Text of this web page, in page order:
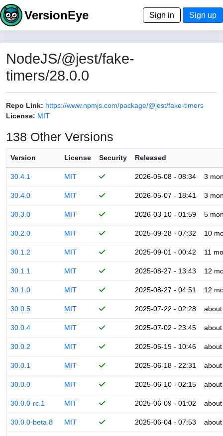
VersionEye Sign in Sign up
NodeJS/@jest/fake-
timers/28.0.0
Repo Link: https://www.npmjs.com/package/@jest/fake-timers
License: MIT
138 Other Versions
Version License Security Released
30.4.1 MIT 2026-05-08 - 08:34 3
30.4.0 MIT 2026-05-07 - 18:41 3
30.3.0 MIT 2026-03-10 - 01:59 5
30.2.0 MIT 2025-09-28 - 07:32 10
30.1.2 MIT 2025-09-01 - 00:42 11
30.1.1 MIT 2025-08-27 - 13:43 12
30.1.0 MIT 2025-08-27 - 04:51 12
30.0.5 MIT 2025-07-22 - 02:28
30.0.4 MIT 2025-07-02 - 23:45
30.0.2 MIT 2025-06-19 - 10:46
30.0.1 MIT 2025-06-18 - 22:31
30.0.0 MIT 2025-06-10 - 02:15
30.0.0-rc.1 MIT 2025-06-09 - 01:02
30.0.0-beta.8 MIT 2025-06-04 - 07:53